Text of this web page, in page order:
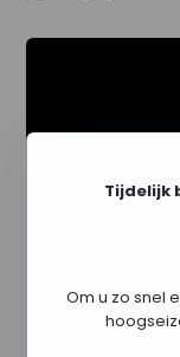
Tijdelijk
Om u zo snel